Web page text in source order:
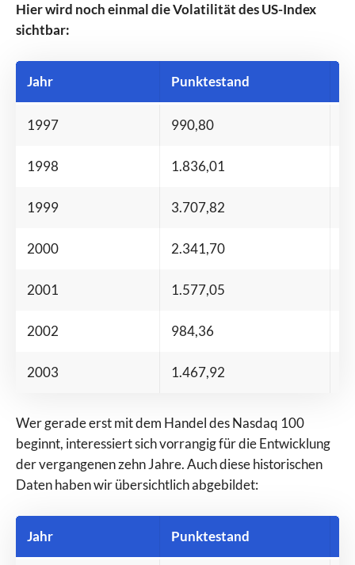
Hier wird noch einmal die Volatilität des US-Index
sichtbar:
Jahr Punktestand
1997 990,80
1998 1.836,01
1999 3.707,82
2000 2.341,70
2001 1.577,05
2002 984,36
2003 1.467,92
Wer gerade erst mit dem Handel des Nasdaq 100
beginnt, interessiert sich vorrangig für die Entwicklung
der vergangenen zehn Jahre. Auch diese historischen
Daten haben wir übersichtlich abgebildet:
Jahr Punktestand